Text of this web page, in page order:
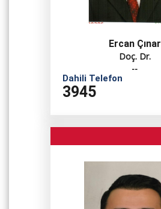
Ercan Çınar
Doç. Dr.
--
Dahili Telefon
3945